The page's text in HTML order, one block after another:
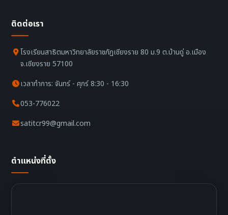
ติดต่อเรา
โรงเรียนสาธิตมหาวิทยาลัยราชภัฏเชียงราย 80 ม.9 ต.บ้านดู่ อ.เมือง
จ.เชียงราย 57100
เวลาทำการ: จันทร์ - ศุกร์ 8:30 - 16:30
053-776022
satitcr99@gmail.com
ตำแหน่งที่ตั้ง